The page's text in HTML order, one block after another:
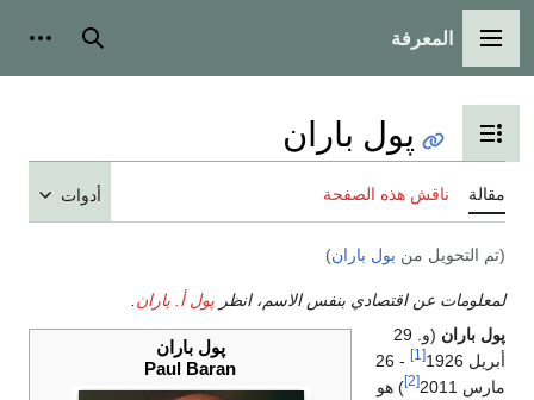
القائمة الرئيسية
المعرفة بحث
تبديل عرض جدول المحتويات
پول باران
مقالة ناقش هذه الصفحة أدوات
(تم التحويل من بول باران)
لمعلومات عن اقتصادي بنفس الاسم، انظر پول أ. باران
پول باران
Paul Baran
پول باران
(و. 29
أبريل 1926
[1]
- 26
مارس 2011
[2]
) هو